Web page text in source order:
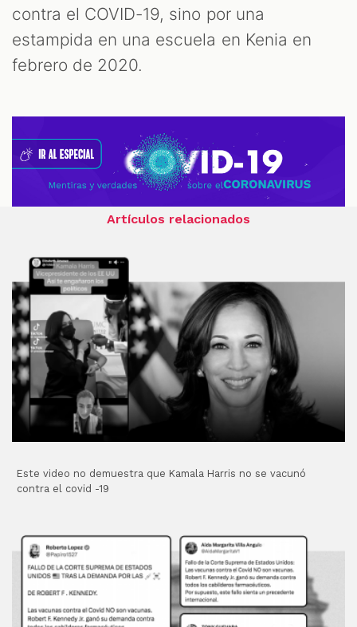
contra el COVID-19, sino por una
estampida en una escuela en Kenia en
febrero de 2020.
Artículos relacionados
Este video no demuestra que Kamala Harris no se vacunó
contra el covid -19